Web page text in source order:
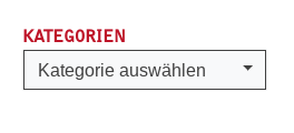
KATEGORIEN
Kategorien
Kategorie auswählen